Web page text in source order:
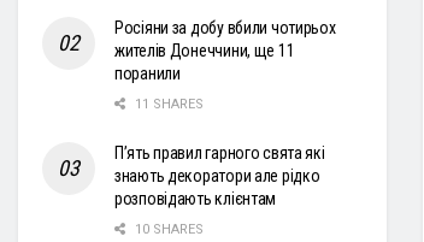
Росіяни за добу вбили чотирьох
жителів Донеччини, ще 11
поранили
11 SHARES
П’ять правил гарного свята які
знають декоратори але рідко
розповідають клієнтам
10 SHARES